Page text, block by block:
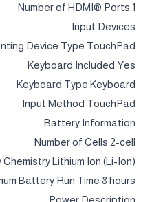
Number of HDMI® Ports 1
Input Devices
Device Type TouchPad
Keyboard Included Yes
Keyboard Type Keyboard
Input Method TouchPad
Battery Information
Number of Cells 2-cell
Lithium Ion (Li-Ion)
Battery Run Time 8 hours
Power Description